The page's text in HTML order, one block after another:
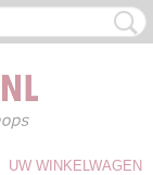
UW WINKELWAGEN